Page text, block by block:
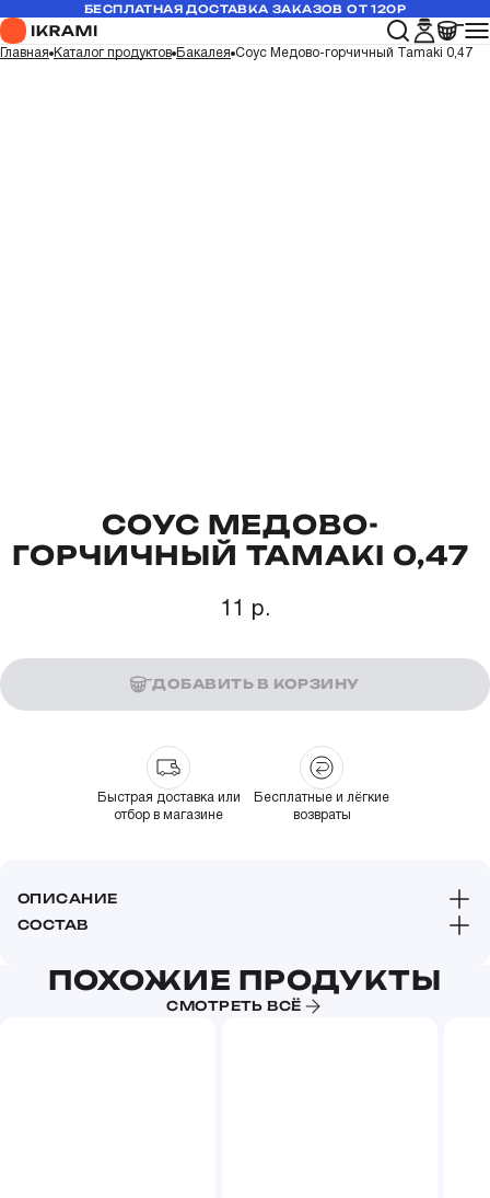
БЕСПЛАТНАЯ ДОСТАВКА ЗАКАЗОВ ОТ 120Р
Главная Каталог продуктов Бакалея Соус Медово-горчичный Tamaki 0,47
СОУС МЕДОВО-
ГОРЧИЧНЫЙ TAMAKI 0,47
11 р.
ДОБАВИТЬ В КОРЗИНУ
Быстрая доставка или
отбор в магазине
Бесплатные и лёгкие
возвраты
ОПИСАНИЕ
СОСТАВ
ПОХОЖИЕ ПРОДУКТЫ
СМОТРЕТЬ ВСЁ